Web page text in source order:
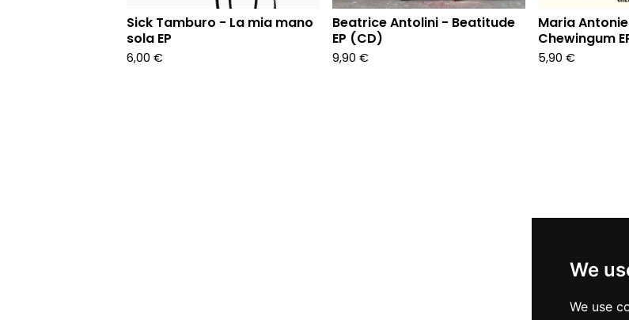
We
We use
Sick Tamburo - La mia mano
sola EP
6,00 €
Beatrice Antolini - Beatitude
EP (CD)
9,90 €
Maria
Chewingum
5,90 €